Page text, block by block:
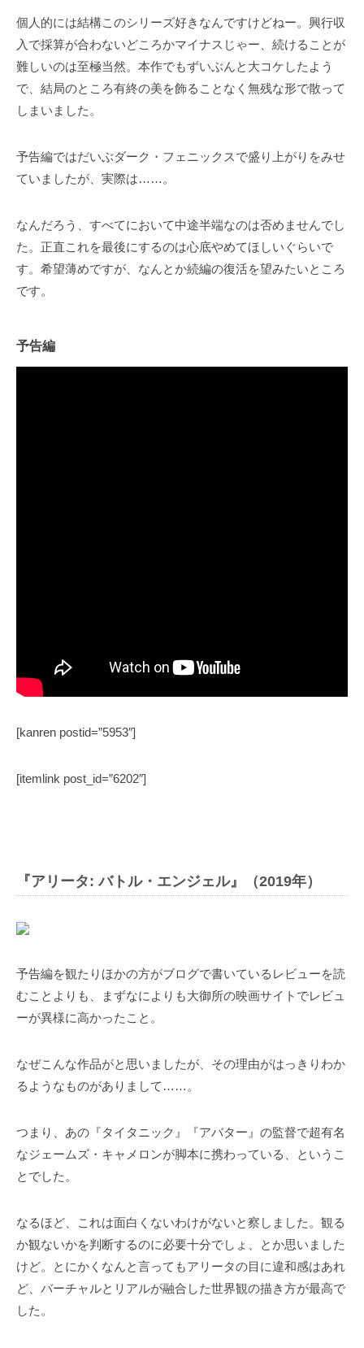
個人的には結構このシリーズ好きなんですけどねー。興行収
入で採算が合わないどころかマイナスじゃー、続けることが
難しいのは至極当然。本作でもずいぶんと大コケしたよう
で、結局のところ有終の美を飾ることなく無残な形で散って
しまいました。
予告編ではだいぶダーク・フェニックスで盛り上がりをみせ
ていましたが、実際は……。
なんだろう、すべてにおいて中途半端なのは否めませんでし
た。正直これを最後にするのは心底やめてほしいぐらいで
す。希望薄めですが、なんとか続編の復活を望みたいところ
です。
予告編
[kanren postid=”5953″]
[itemlink post_id=”6202″]
『アリータ: バトル・エンジェル』（2019年）
予告編を観たりほかの方がブログで書いているレビューを読
むことよりも、まずなによりも大御所の映画サイトでレビュ
ーが異様に高かったこと。
なぜこんな作品がと思いましたが、その理由がはっきりわか
るようなものがありまして……。
つまり、あの『タイタニック』『アバター』の監督で超有名
なジェームズ・キャメロンが脚本に携わっている、というこ
とでした。
なるほど、これは面白くないわけがないと察しました。観る
か観ないかを判断するのに必要十分でしょ、とか思いました
けど。とにかくなんと言ってもアリータの目に違和感はあれ
ど、バーチャルとリアルが融合した世界観の描き方が最高で
した。